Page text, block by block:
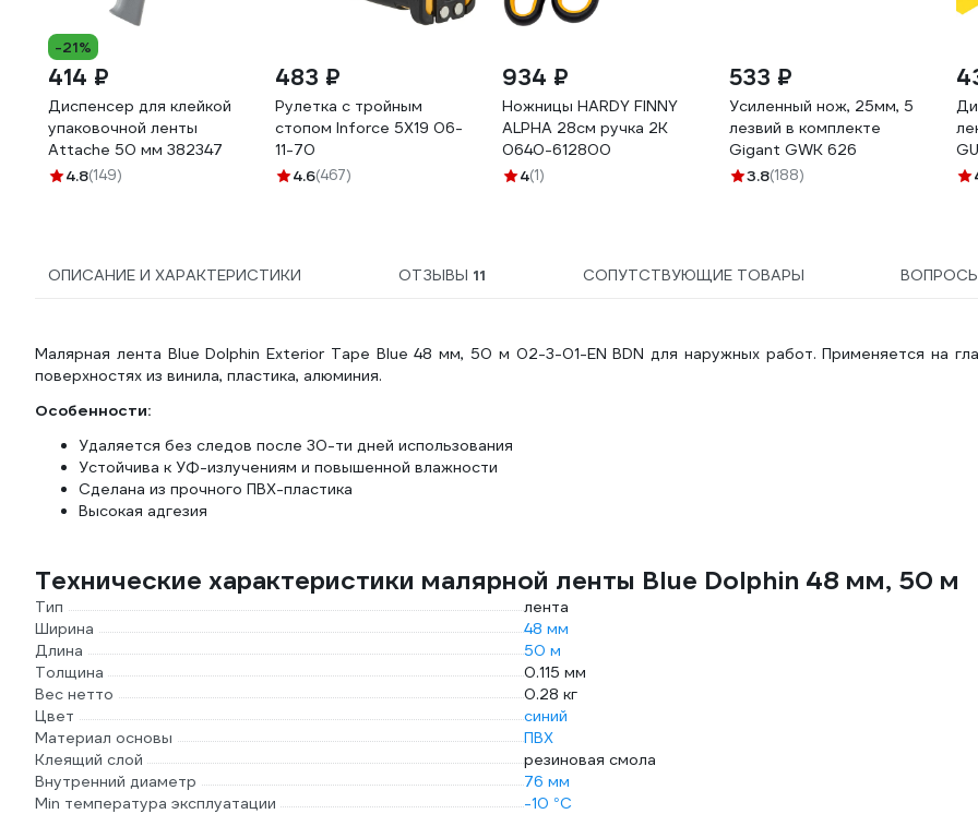
-21%
414 ₽
Диспенсер для клейкой
упаковочной ленты
Attache 50 мм 382347
4.8(149)
483 ₽
Рулетка с тройным
стопом Inforce 5Х19 06-
11-70
4.6(467)
934 ₽
Ножницы HARDY FINNY
ALPHA 28см ручка 2К
0640-612800
4(1)
533 ₽
Усиленный нож, 25мм, 5
лезвий в комплекте
Gigant GWK 626
3.8(188)
ОПИСАНИЕ И ХАРАКТЕРИСТИКИ ОТЗЫВЫ 11 СОПУТСТВУЮЩИЕ ТОВАРЫ
Малярная лента Blue Dolphin Exterior Tape Blue 48 мм, 50 м 02-3-01-EN BDN для наружных работ. Применяется на
поверхностях из винила, пластика, алюминия.
Особенности:
Удаляется без следов после 30-ти дней использования
Устойчива к УФ-излучениям и повышенной влажности
Сделана из прочного ПВХ-пластика
Высокая адгезия
Технические характеристики малярной ленты Blue Dolphin 48 мм, 50 м
Тип
лента
Ширина
48 мм
Длина
50 м
Толщина
0.115 мм
Вес нетто
0.28 кг
Цвет
синий
Материал основы
ПВХ
Клеящий слой
резиновая смола
Внутренний диаметр
76 мм
Min температура эксплуатации
-10 °С